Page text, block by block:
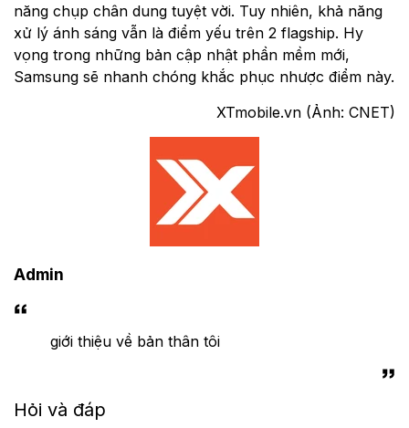
năng chụp chân dung tuyệt vời. Tuy nhiên, khả năng
xử lý ánh sáng vẫn là điểm yếu trên 2 flagship. Hy
vọng trong những bản cập nhật phần mềm mới,
Samsung sẽ nhanh chóng khắc phục nhược điểm này.
XTmobile.vn (Ảnh: CNET)
Admin
giới thiệu về bản thân tôi
Hỏi và đáp